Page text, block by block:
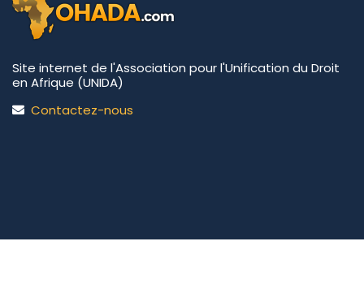
Site internet de l'Association pour l'Unification du Droit
en Afrique (UNIDA)
Contactez-nous